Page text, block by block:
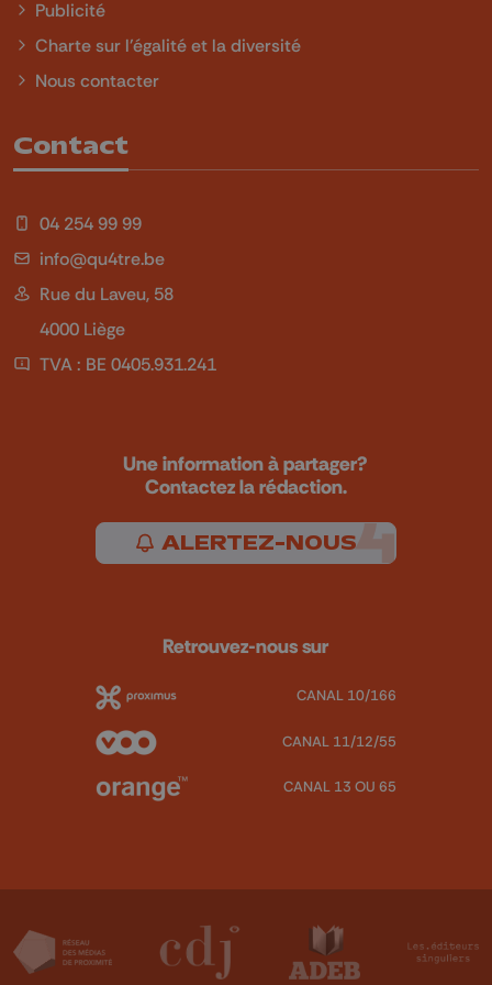
Publicité
Charte sur l'égalité et la diversité
Nous contacter
Contact
04 254 99 99
info@qu4tre.be
Rue du Laveu, 58
4000 Liège
TVA : BE 0405.931.241
Une information à partager?
Contactez la rédaction.
ALERTEZ-NOUS
Retrouvez-nous sur
CANAL 10/166
CANAL 11/12/55
CANAL 13 OU 65